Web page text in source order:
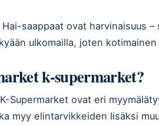
saappaat ovat harvinaisuus
ulkomailla, joten
k-supermarket?
Supermarket ovat eri
myy elintarvikkeiden lisäksi